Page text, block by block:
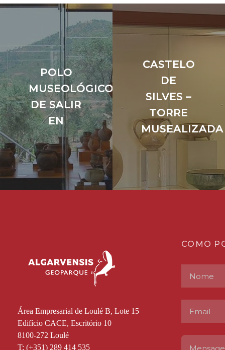
POLO
MUSEOLÓGICO
DE SALIR
EN
CASTELO
DE
SILVES –
TORRE
MUSEALIZADA
Área Empresarial de Loulé B, Lote 15
Edifício CACE, Escritório 10
8100-272 Loulé
T: (+351) 289 414 535
COMO